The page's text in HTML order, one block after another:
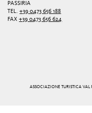
PASSIRIA
TEL.+39 0473 656 188
FAX+39 0473 656 624
ASSOCIAZIONE TURISTICA VAL